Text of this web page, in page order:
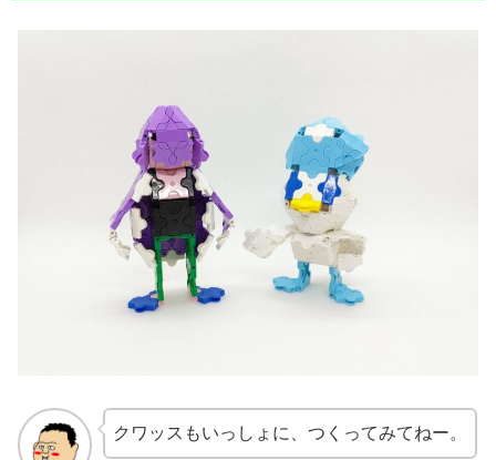
クワッスもいっしょに、つくってみてねー。